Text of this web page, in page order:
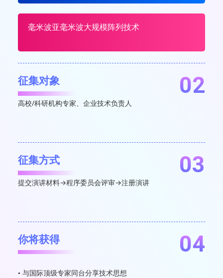
毫米波亚毫米波大规模阵列技术
征集对象 02
高校/科研机构专家、企业技术负责人
征集方式 03
提交演讲材料→程序委员会评审→注册演讲
你将获得 04
• 与国际顶级专家同台分享技术思想